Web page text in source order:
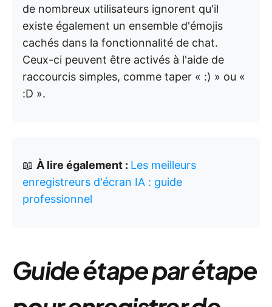
de nombreux utilisateurs ignorent qu'il
existe également un ensemble d'émojis
cachés dans la fonctionnalité de chat.
Ceux-ci peuvent être activés à l'aide de
raccourcis simples, comme taper « :) » ou «
:D ».
📖 À lire également : Les meilleurs
enregistreurs d'écran IA : guide
professionnel
Guide étape par étape